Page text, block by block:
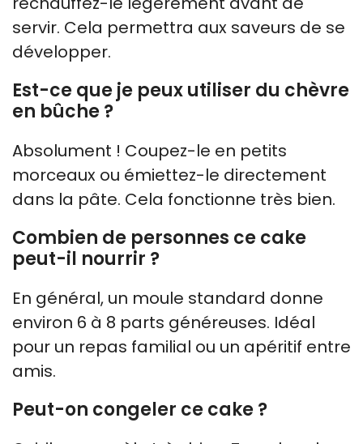
servir. Cela permettra aux saveurs de se
développer.
Est-ce que je peux utiliser du chèvre
en bûche ?
Absolument ! Coupez-le en petits
morceaux ou émiettez-le directement
dans la pâte. Cela fonctionne très bien.
Combien de personnes ce cake
peut-il nourrir ?
En général, un moule standard donne
environ 6 à 8 parts généreuses. Idéal
pour un repas familial ou un apéritif entre
amis.
Peut-on congeler ce cake ?